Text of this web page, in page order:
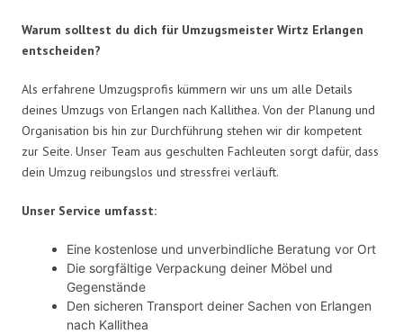
Warum solltest du dich für Umzugsmeister Wirtz Erlangen
entscheiden?
Als erfahrene Umzugsprofis kümmern wir uns um alle Details
deines Umzugs von Erlangen nach Kallithea. Von der Planung und
Organisation bis hin zur Durchführung stehen wir dir kompetent
zur Seite. Unser Team aus geschulten Fachleuten sorgt dafür, dass
dein Umzug reibungslos und stressfrei verläuft.
Unser Service umfasst:
Eine kostenlose und unverbindliche Beratung vor Ort
Die sorgfältige Verpackung deiner Möbel und
Gegenstände
Den sicheren Transport deiner Sachen von Erlangen
nach Kallithea